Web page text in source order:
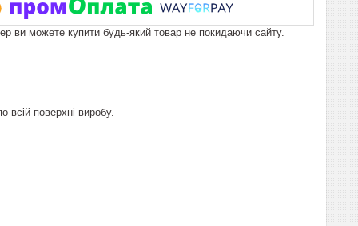
ви можете купити будь-який товар не покидаючи сайту.
всій поверхні виробу.